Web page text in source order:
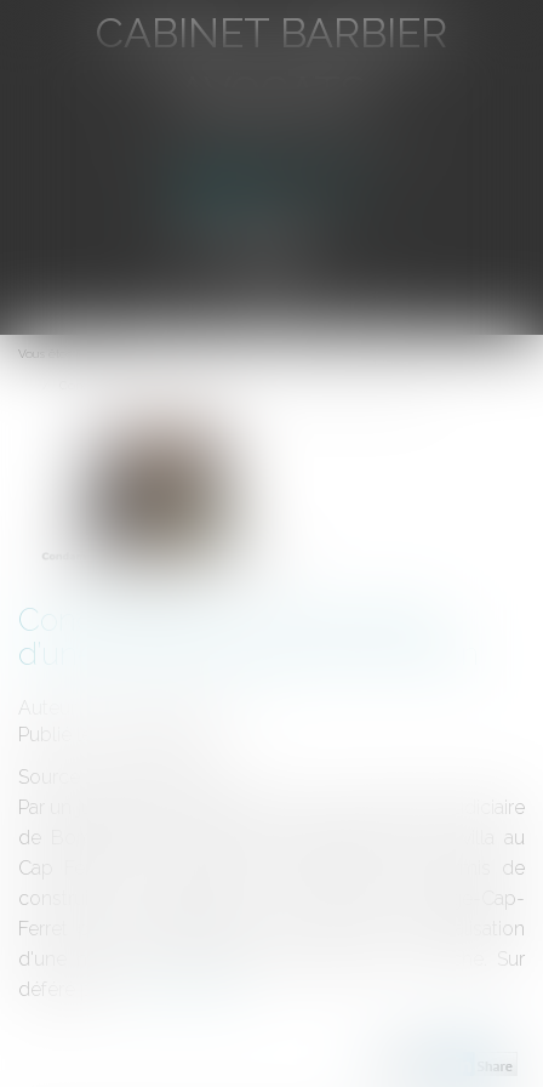
CABINET BARBIER
Ouvrir
le
Vous êtes ici :
Condamnation à la démolition
d’une villa menacée par l’érosion
Auteur : DALLEMANE Elorri
Publié le :
Source :
Par un jugement du 1er octobre 2024, le Tribunal Judiciaire
de Bordeaux a condamné le propriétaire d’une villa au
Cap Ferret à la démolir. En février 2017, un permis de
construire a été délivré sur la commune de Lège-Cap-
Ferret pour la démolition d'une maison et la réalisation
d'une nouvelle construction, avenue de la Conche. Sur
déféré pré...